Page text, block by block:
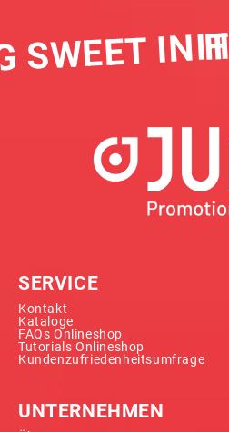
IN
SERVICE
Kontakt
Kataloge
FAQs Onlineshop
Tutorials Onlineshop
Kundenzufriedenheitsumfrage
UNTERNEHMEN